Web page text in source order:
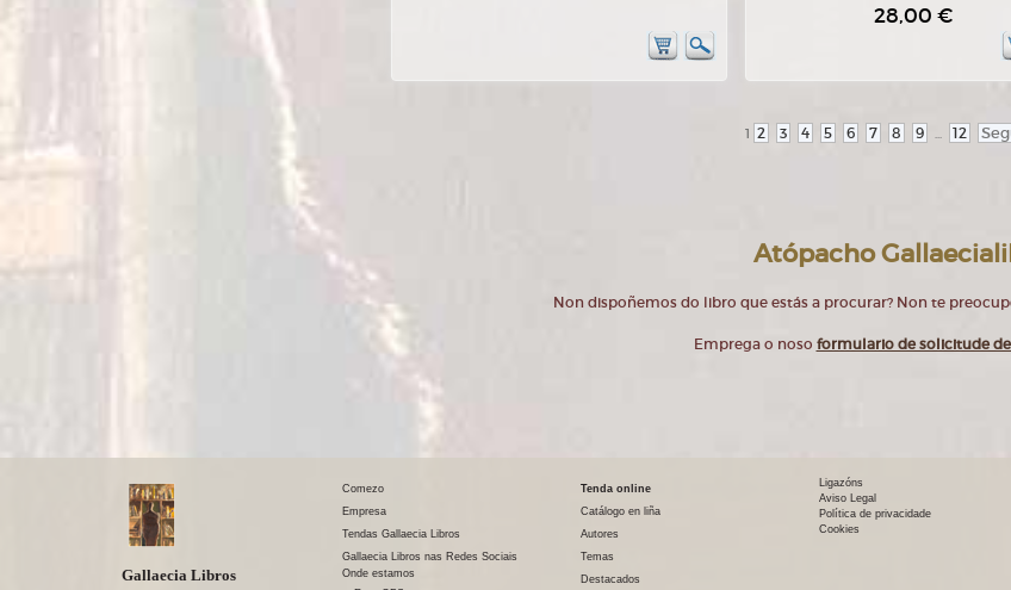
28,00 €
1 2 3 4 5 6 7 8 9 ... 12
Atópacho
Non dispoñemos do libro que estás a procurar? Non te
Emprega o noso formulario de solicitude
Gallaecia Libros
Comezo
Empresa
Tendas Gallaecia Libros
Gallaecia Libros nas Redes Sociais
Onde estamos
Tenda online
Catálogo en liña
Autores
Temas
Destacados
Ligazóns
Aviso Legal
Política de privacidade
Cookies